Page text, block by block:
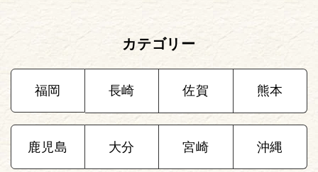
カテゴリー
福岡 長崎 佐賀 熊本
鹿児島 大分 宮崎 沖縄